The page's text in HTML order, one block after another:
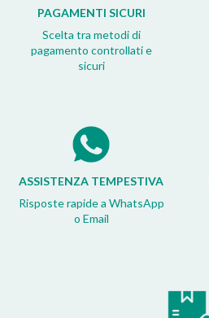
PAGAMENTI SICURI
Scelta tra metodi di
pagamento controllati e
sicuri
ASSISTENZA TEMPESTIVA
Risposte rapide a WhatsApp
o Email